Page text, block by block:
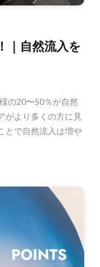
｜自然流入を
の20〜50％が自然
がより多くの方に見
とで自然流入は増や